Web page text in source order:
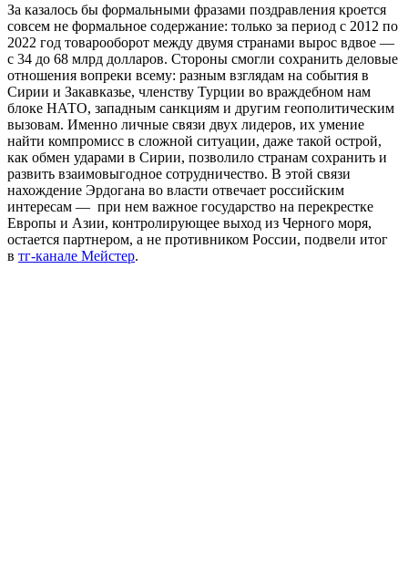
За казалось бы формальными фразами поздравления кроется
совсем не формальное содержание: только за период с 2012 по
2022 год товарооборот между двумя странами вырос вдвое —
с 34 до 68 млрд долларов. Стороны смогли сохранить деловые
отношения вопреки всему: разным взглядам на события в
Сирии и Закавказье, членству Турции во враждебном нам
блоке НАТО, западным санкциям и другим геополитическим
вызовам. Именно личные связи двух лидеров, их умение
найти компромисс в сложной ситуации, даже такой острой,
как обмен ударами в Сирии, позволило странам сохранить и
развить взаимовыгодное сотрудничество. В этой связи
нахождение Эрдогана во власти отвечает российским
интересам — при нем важное государство на перекрестке
Европы и Азии, контролирующее выход из Черного моря,
остается партнером, а не противником России, подвели итог
в тг-канале Мейстер.